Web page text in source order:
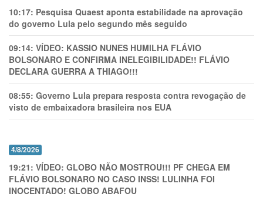
10:17: Pesquisa Quaest aponta estabilidade na aprovação
do governo Lula pelo segundo mês seguido
09:14: VÍDEO: KASSIO NUNES HUMlLHA FLÁVIO
BOLSONARO E CONFIRMA INELEGIBILIDADE!! FLÁVIO
DECLARA GUERRA A THIAGO!!!
08:55: Governo Lula prepara resposta contra revogação de
visto de embaixadora brasileira nos EUA
4/8/2026
19:21: VÍDEO: GLOBO NÃO MOSTROU!!! PF CHEGA EM
FLÁVIO BOLSONARO NO CASO INSS! LULINHA FOI
INOCENTADO! GLOBO ABAFOU